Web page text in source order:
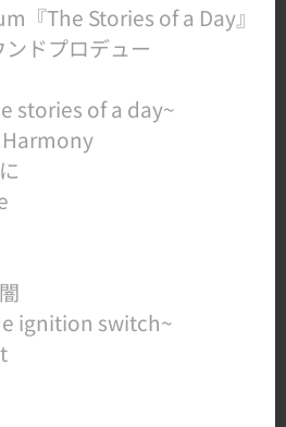
『The Stories of a Day』
ドプロデュー
stories of a day~
ignition switch~